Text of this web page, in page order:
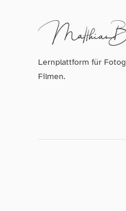
Lernplattform für
Filmen.